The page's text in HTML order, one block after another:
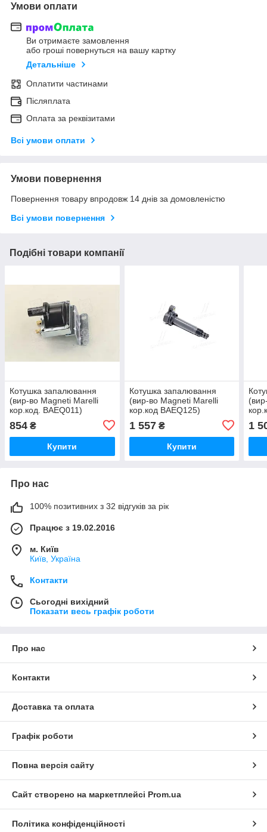
Умови оплати
Ви отримаєте замовлення
або гроші повернуться на вашу картку
Детальніше
Оплатити частинами
Післяплата
Оплата за реквізитами
Всі умови оплати
Умови повернення
Повернення товару впродовж 14 днів за домовленістю
Всі умови повернення
Подібні товари компанії
Котушка запалювання
(вир-во Magneti Marelli
кор.код. BAEQ011)
854 ₴
Купити
Котушка запалювання
(вир-во Magneti Marelli
кор.код BAEQ125)
1 557₴
Купити
1
Про нас
100% позитивних з 32 відгуків за рік
Працює з 19.02.2016
м. Київ
Київ, Україна
Контакти
Сьогодні вихідний
Показати весь графік роботи
Про нас
Контакти
Доставка та оплата
Графік роботи
Повна версія сайту
Сайт створено на маркетплейсі Prom.ua
Політика конфіденційності